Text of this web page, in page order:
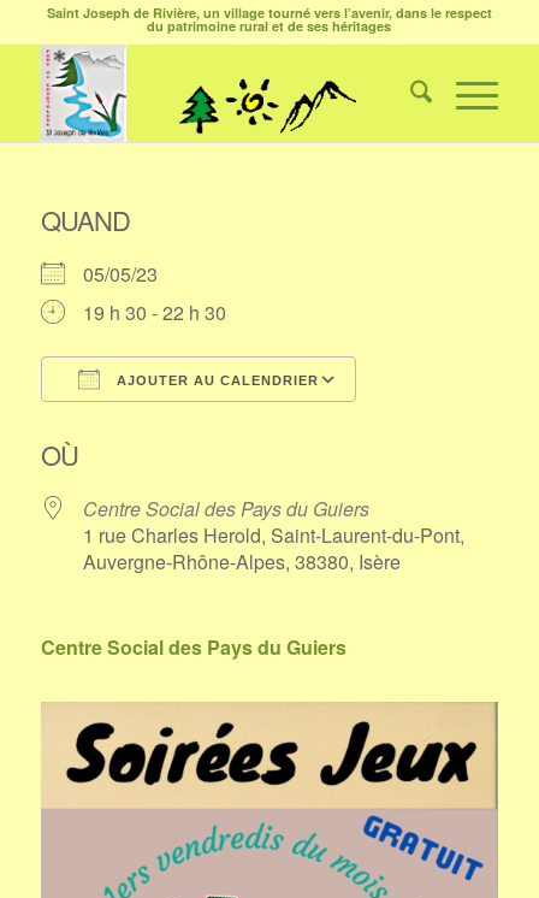
Saint Joseph de Rivière, un village tourné vers l’avenir, dans le respect
du patrimoine rural et de ses héritages
QUAND
05/05/23
19 h 30 - 22 h 30
AJOUTER AU CALENDRIER
OÙ
Centre Social des Pays du Guiers
1 rue Charles Herold, Saint-Laurent-du-Pont,
Auvergne-Rhône-Alpes, 38380, Isère
Centre Social des Pays du Guiers